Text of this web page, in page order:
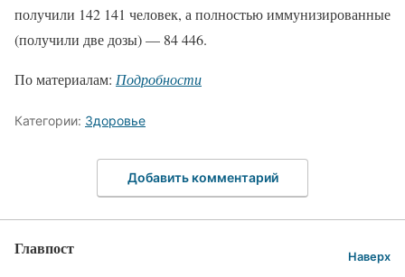
получили 142 141 человек, а полностью иммунизированные
(получили две дозы) — 84 446.
По материалам: Подробности
Категории: Здоровье
Добавить комментарий
Главпост Наверх